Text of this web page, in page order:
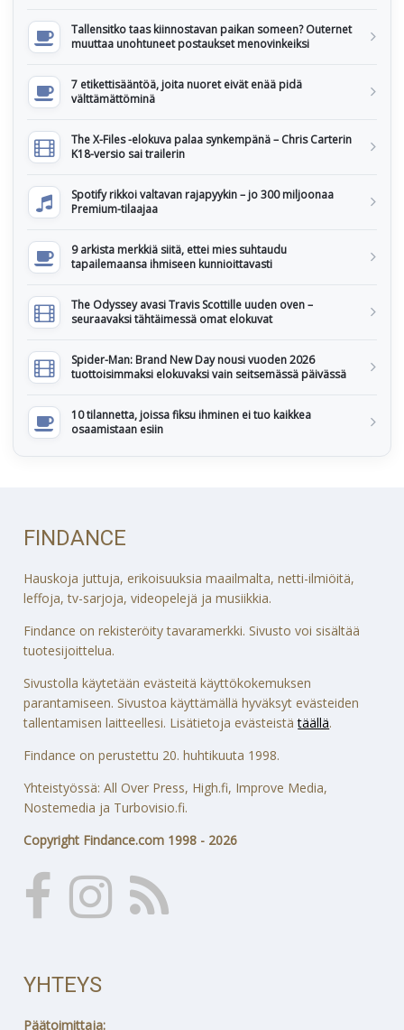
Tallensitko taas kiinnostavan paikan someen? Outernet
muuttaa unohtuneet postaukset menovinkeiksi
7 etikettisääntöä, joita nuoret eivät enää pidä
välttämättöminä
The X-Files -elokuva palaa synkempänä – Chris Carterin
K18-versio sai trailerin
Spotify rikkoi valtavan rajapyykin – jo 300 miljoonaa
Premium-tilaajaa
9 arkista merkkiä siitä, ettei mies suhtaudu
tapailemaansa ihmiseen kunnioittavasti
The Odyssey avasi Travis Scottille uuden oven –
seuraavaksi tähtäimessä omat elokuvat
Spider-Man: Brand New Day nousi vuoden 2026
tuottoisimmaksi elokuvaksi vain seitsemässä päivässä
10 tilannetta, joissa fiksu ihminen ei tuo kaikkea
osaamistaan esiin
FINDANCE
Hauskoja juttuja, erikoisuuksia maailmalta, netti-ilmiöitä,
leffoja, tv-sarjoja, videopelejä ja musiikkia.
Findance on rekisteröity tavaramerkki. Sivusto voi sisältää
tuotesijoittelua.
Sivustolla käytetään evästeitä käyttökokemuksen
parantamiseen. Sivustoa käyttämällä hyväksyt evästeiden
tallentamisen laitteellesi. Lisätietoja evästeistätäällä.
Findance on perustettu 20. huhtikuuta 1998.
Yhteistyössä: All Over Press, High.fi, Improve Media,
Nostemedia ja Turbovisio.fi.
Copyright Findance.com 1998 - 2026
YHTEYS
Päätoimittaja: